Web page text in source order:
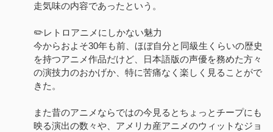
走気味の内容であったという。
✏️レトロアニメにしかない魅力
今からおよそ30年も前、ほぼ自分と同級生くらいの歴史
を持つアニメ作品だけど、日本語版の声優を務めた方々
の演技力のおかげか、特に苦痛なく楽しく見ることがで
きた。
また昔のアニメならではの今見るとちょっとチープにも
映る演出の数々や、アメリカ産アニメのウィットなジョ